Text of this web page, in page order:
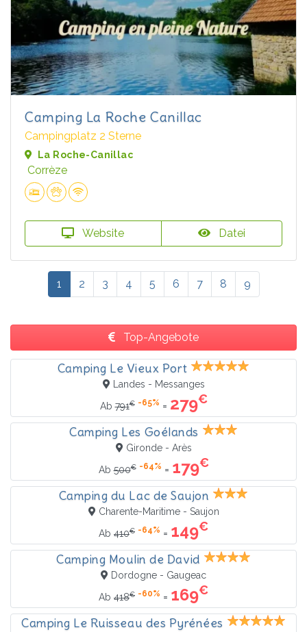
Camping La Roche Canillac
Campingplatz 2 Sterne
La Roche-Canillac
Corrèze
Website Datei
1 2 3 4 5 6 7 8 9
Top-Angebote
Camping Le Vieux Port
Landes - Messanges
Ab791€ -65% = 279€
Camping Les Goélands
Gironde - Arès
Ab500€ -64% = 179€
Camping du Lac de Saujon
Charente-Maritime - Saujon
Ab 410€ -64% = 149€
Camping Moulin de David
Dordogne - Gaugeac
Ab 418€ -60% = 169€
Camping Le Ruisseau des Pyrénées